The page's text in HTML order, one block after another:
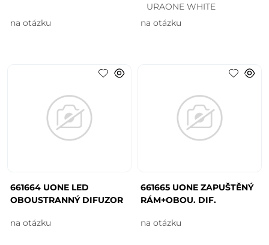
na otázku
URAONE WHITE
na otázku
661664 UONE LED
OBOUSTRANNÝ DIFUZOR
na otázku
661665 UONE ZAPUŠTĚNÝ
RÁM+OBOU. DIF.
na otázku